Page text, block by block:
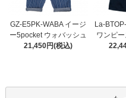
GZ-E5PK-WABA イージ
ー5pocket ウォバッシュ
21,450円(税込)
La-
ワンピ